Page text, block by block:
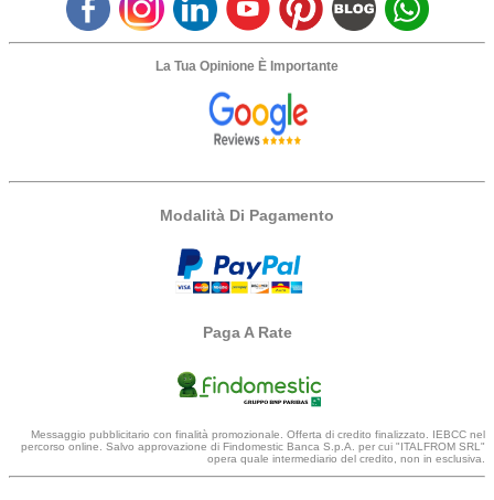
La Tua Opinione È Importante
Modalità Di Pagamento
Paga A Rate
Messaggio pubblicitario con finalità promozionale. Offerta di credito finalizzato. IEBCC nel
percorso online. Salvo approvazione di Findomestic Banca S.p.A. per cui "ITALFROM SRL"
opera quale intermediario del credito, non in esclusiva.